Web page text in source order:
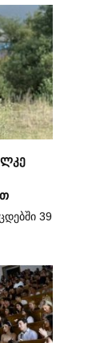
39